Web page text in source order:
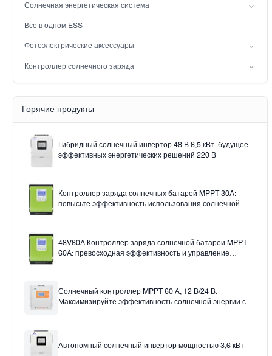
Гибридный солнечный инвертор (IP65)
Свинцовая батарея
Аккумулятор LiFePO4
Солнечная энергетическая система
сетевая солнечная энергосистема
Вне сети солнечная система мощности
Все в одном ESS
Фотоэлектрические аксессуары
Солнечный свет
Solar pump
Контроллер солнечного заряда
Шир
Горячие продукты
Гибридный солнечный инвертор 48 В 6,5 кВт: будущее
эффективных энергетических решений 220 В
Контроллер заряда солнечных батарей MPPT 30A:
повысьте эффективность использования солнечной
48V60A Контроллер заряда солнечной батареи MPPT
60A: превосходная эффективность и управление
Солнечный контроллер MPPT 60 А, 12 В/24 В.
Максимизируйте эффективность солнечной энергии с
Автономный солнечный инвертор мощностью 3,6 кВт